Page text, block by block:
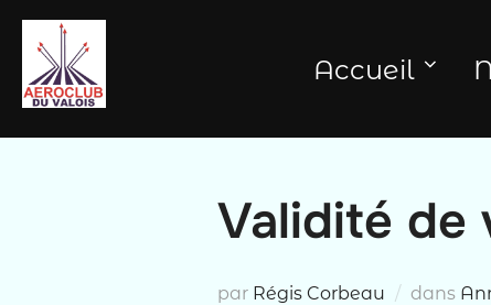
contenu
Accueil
Validité de
par Régis Corbeau dans